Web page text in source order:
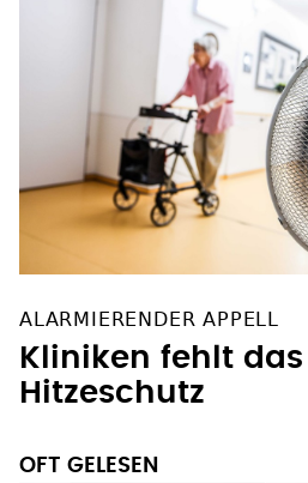
ALARMIERENDER APPELL
Kliniken fehlt
Hitzeschutz
OFT GELESEN